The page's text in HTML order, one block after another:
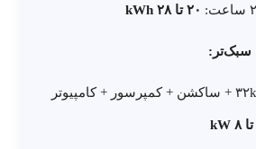
۲۰ تا ۲۸ kWh